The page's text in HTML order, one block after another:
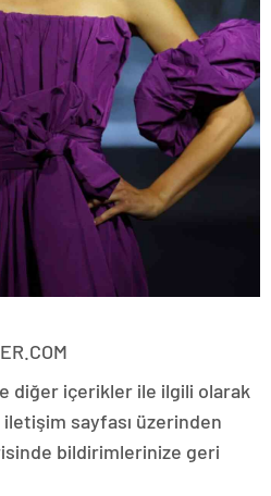
diğer içerikler ile ilgili olarak
sayfası üzerinden
bildirimlerinize geri